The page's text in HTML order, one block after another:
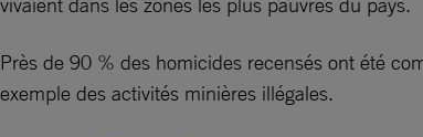
Près de 90 % des homicides recensés ont été
exemple des activités minières illégales.